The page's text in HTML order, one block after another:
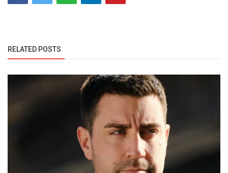
RELATED POSTS